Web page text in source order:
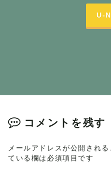
U-
コメントを残す
メールアドレスが公開される
ている欄は必須項目です